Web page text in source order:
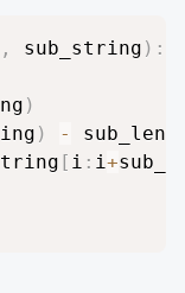
, sub_string ) :
)
) - sub_len
[ i : i+